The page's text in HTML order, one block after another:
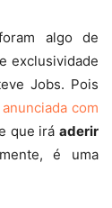
algo de
exclusividade
Jobs. Pois
com
que irá aderir
é uma